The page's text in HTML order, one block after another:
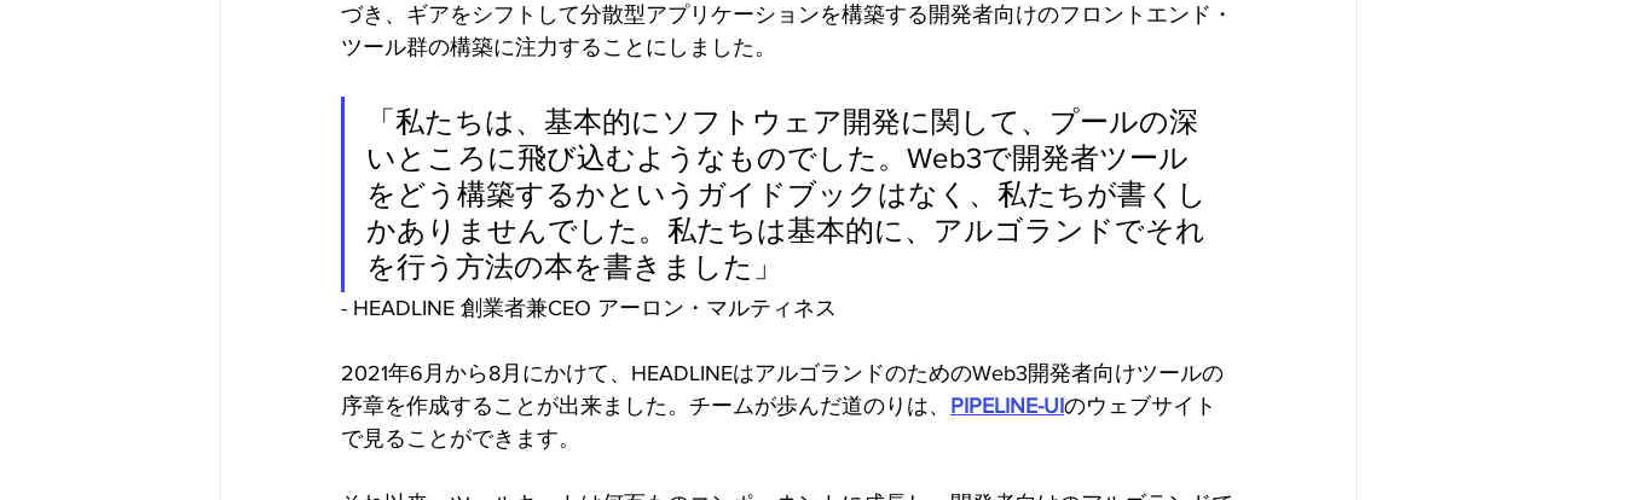
づき、ギアをシフトして分散型アプリケーションを構築する開発者向けのフロントエンド・
ツール群の構築に注力することにしました。
「私たちは、基本的にソフトウェア開発に関して、プールの深
いところに飛び込むようなものでした。Web3で開発者ツール
をどう構築するかというガイドブックはなく、私たちが書くし
かありませんでした。私たちは基本的に、アルゴランドでそれ
を行う方法の本を書きました」
- HEADLINE 創業者兼CEO アーロン・マルティネス
2021年6月から8月にかけて、HEADLINEはアルゴランドのためのWeb3開発者向けツールの
序章を作成することが出来ました。チームが歩んだ道のりは、 PIPELINE-UIのウェブサイト
で見ることができます。